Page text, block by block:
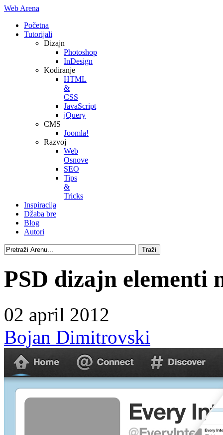
Web Arena
Početna
Tutorijali
Dizajn
Photoshop
InDesign
Kodiranje
HTML
&
CSS
JavaScript
jQuery
CMS
Joomla!
Razvoj
Web
Osnove
SEO
Tips
&
Tricks
Inspiracija
Džaba bre
Blog
Autori
PSD dizajn elementi
02 april 2012
Bojan Dimitrovski